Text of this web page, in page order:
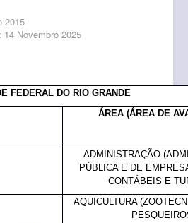
2015
Novembro 2025
FEDERAL DO RIO GRANDE
ÁREA (ÁREA DE
ADMINISTRAÇÃO
PÚBLICA E DE
CONTÁBEIS E
AQUICULTURA